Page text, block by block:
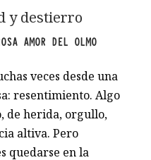
y destierro
AMOR DEL OLMO
veces desde una
resentimiento. Algo
de herida, orgullo,
altiva. Pero
quedarse en la